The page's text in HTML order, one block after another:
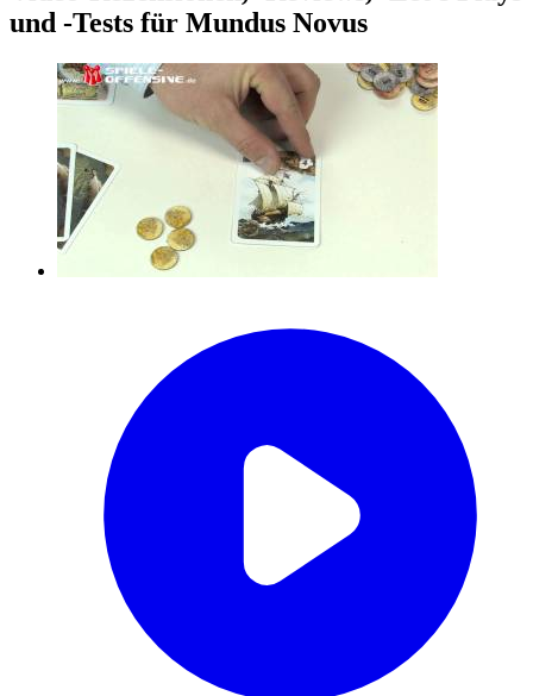
und -Tests für Mundus Novus